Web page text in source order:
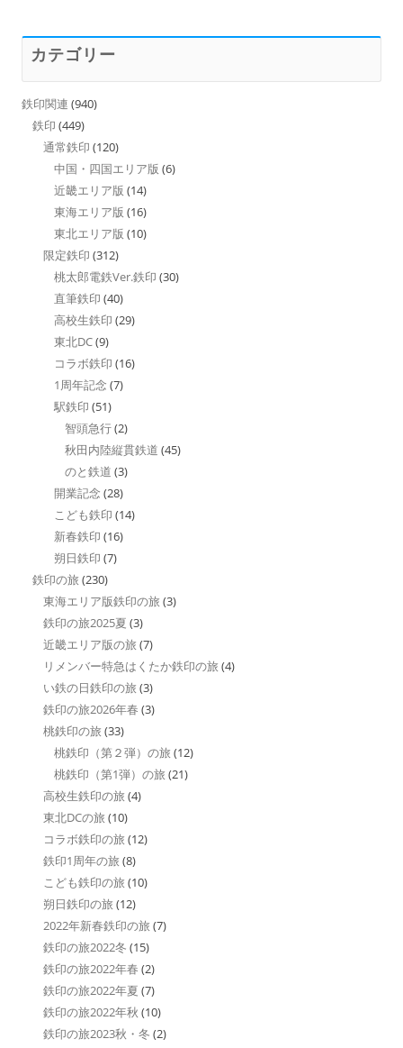
カテゴリー
鉄印関連 (940)
鉄印 (449)
通常鉄印 (120)
中国・四国エリア版 (6)
近畿エリア版 (14)
東海エリア版 (16)
東北エリア版 (10)
限定鉄印 (312)
桃太郎電鉄Ver.鉄印 (30)
直筆鉄印 (40)
高校生鉄印 (29)
東北DC(9)
コラボ鉄印 (16)
1周年記念 (7)
駅鉄印 (51)
智頭急行(2)
秋田内陸縦貫鉄道 (45)
のと鉄道 (3)
開業記念 (28)
こども鉄印 (14)
新春鉄印 (16)
朔日鉄印 (7)
鉄印の旅 (230)
東海エリア版鉄印の旅 (3)
鉄印の旅2025夏 (3)
近畿エリア版の旅 (7)
リメンバー特急はくたか鉄印の旅 (4)
い鉄の日鉄印の旅 (3)
鉄印の旅2026年春 (3)
桃鉄印の旅 (33)
桃鉄印（第２弾）の旅 (12)
桃鉄印（第1弾）の旅 (21)
高校生鉄印の旅 (4)
東北DCの旅 (10)
コラボ鉄印の旅 (12)
鉄印1周年の旅 (8)
こども鉄印の旅 (10)
朔日鉄印の旅 (12)
2022年新春鉄印の旅 (7)
鉄印の旅2022冬 (15)
鉄印の旅2022年春 (2)
鉄印の旅2022年夏 (7)
鉄印の旅2022年秋 (10)
鉄印の旅2023秋・冬 (2)